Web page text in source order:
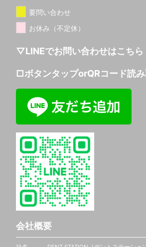
要問い合わせ
お休み（不定休）
▽LINEでお問い合わせはこちら
□ボタンタップorQRコード読み
会社概要